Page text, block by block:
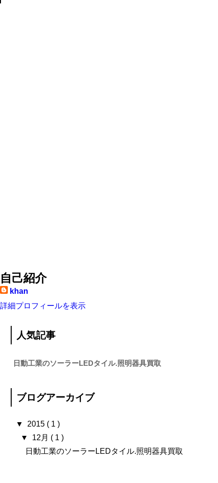
自己紹介
khan
詳細プロフィールを表示
人気記事
日動工業のソーラーLEDタイル.照明器具買取
ブログアーカイブ
▼ 2015 ( 1 )
▼ 12月 ( 1 )
日動工業のソーラーLEDタイル.照明器具買取